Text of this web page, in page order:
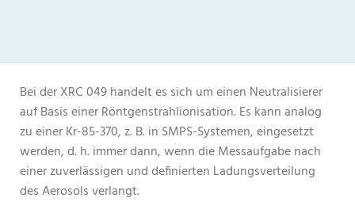
Bei der XRC 049 handelt es sich um einen Neutralisierer
auf Basis einer Röntgenstrahlionisation. Es kann analog
zu einer Kr-85-370, z. B. in SMPS-Systemen, eingesetzt
werden, d. h. immer dann, wenn die Messaufgabe nach
einer zuverlässigen und definierten Ladungsverteilung
des Aerosols verlangt.